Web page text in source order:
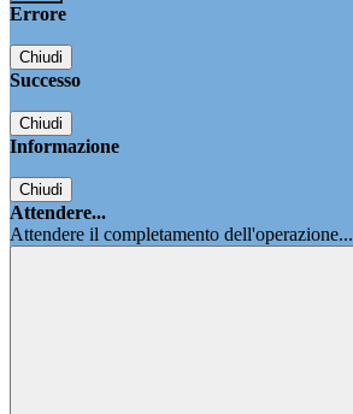
Errore
Chiudi
Successo
Chiudi
Informazione
Chiudi
Attendere...
Attendere il completamento dell'operazione...